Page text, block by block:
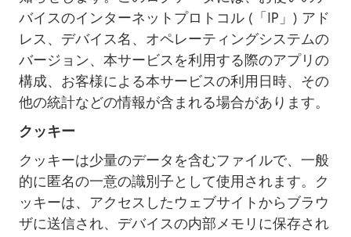
バイスのインターネットプロトコル (「IP」) アド
レス、デバイス名、オペレーティングシステムの
バージョン、本サービスを利用する際のアプリの
構成、お客様による本サービスの利用日時、その
他の統計などの情報が含まれる場合があります。
クッキー
クッキーは少量のデータを含むファイルで、一般
的に匿名の一意の識別子として使用されます。ク
ッキーは、アクセスしたウェブサイトからブラウ
ザに送信され、デバイスの内部メモリに保存され